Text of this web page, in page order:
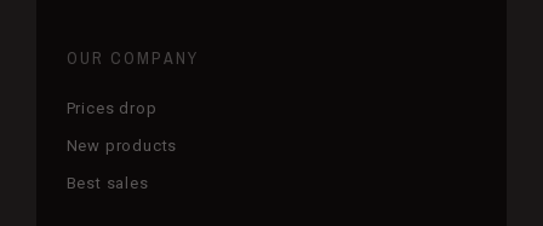
OUR COMPANY
Prices drop
New products
Best sales